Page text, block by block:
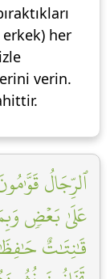
her
verin.
ٱلرِّجَالُ
عَلَىٰ بَعۡضٖ
قَٰنِتَٰتٌ